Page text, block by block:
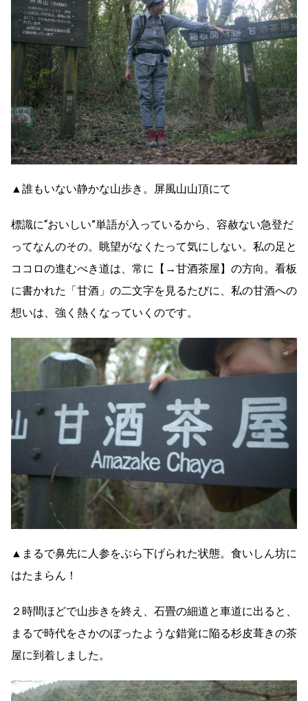
▲誰もいない静かな山歩き。屏風山山頂にて
標識に“おいしい”単語が入っているから、容赦ない急登だ
ってなんのその。眺望がなくたって気にしない。私の足と
ココロの進むべき道は、常に【→甘酒茶屋】の方向。看板
に書かれた「甘酒」の二文字を見るたびに、私の甘酒への
想いは、強く熱くなっていくのです。
▲まるで鼻先に人参をぶら下げられた状態。食いしん坊に
はたまらん！
２時間ほどで山歩きを終え、石畳の細道と車道に出ると、
まるで時代をさかのぼったような錯覚に陥る杉皮葺きの茶
屋に到着しました。